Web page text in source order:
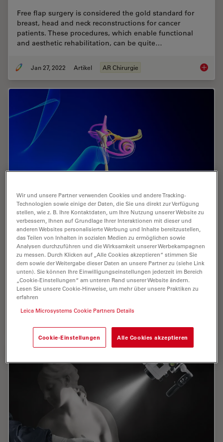
Free flap surgery is considered the gold standard for
breast, head and neck reconstructions for cancer
patients. These procedures, which enable functional
and aesthetic rehabilitation, can be quite…
Jan 27, 2022 Artikel AR Chirurgie Free
Operative Intervention bei
Bogengangsdehiszenz
Die Bogengangsdehiszenz (Superior Semicircular Canal
Dehiscence - SSCD) ist eine seltene Störung des
Innenohrs, die das Hörvermögen und das
Gleichgewicht beeinträchtigt. Die Krankheit ist durch
das…
Wir und unsere Partner verwenden Cookies und andere Tracking-
Technologien sowie einige der Daten, die Sie uns direkt zur Verfügung
stellen, wie z. B. Ihre Kontaktdaten, um Ihre Nutzung unserer Website zu
verbessern, Ihnen auf Grundlage Ihrer Interaktionen mit dieser und
anderen Websites personalisierte Werbung und Inhalte bereitzustellen,
das Teilen von Inhalten in sozialen Medien zu ermöglichen sowie
Analysen durchzuführen und die Wirksamkeit unserer Werbekampagnen
zu messen. Durch Klicken auf „Alle Cookies akzeptieren“ stimmen Sie
dem sowie der Weitergabe dieser Daten an unsere Partner zu (siehe Link
unten). Sie können Ihre Einwilligungseinstellungen jederzeit im Bereich
„Cookie-Einstellungen“ am unteren Rand unserer Website ändern.
Lesen Sie unsere Cookie-Hinweise, um mehr über unsere Praktiken zu
erfahren
Leica Microsystems Cookie Partners Details
Cookie-Einstellungen Alle Cookies akzeptieren